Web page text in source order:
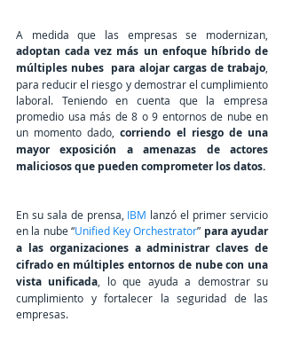
adoptan cada vez más un enfoque híbrido de
múltiples nubes
  para alojar cargas de trabajo
para reducir el riesgo y demostrar el cumplimiento
laboral. Teniendo en cuenta que la empresa
promedio usa más de 8 o 9 entornos de nube en
un momento dado, corriendo el riesgo de una
mayor exposición a amenazas de actores
maliciosos que pueden comprometer los datos.
En su sala de prensa, IBM lanzó el primer servicio
en la nube “Unified Key Orchestrator” para ayudar
a las organizaciones a administrar claves de
cifrado en múltiples entornos de nube con una
vista unificada , lo que ayuda a demostrar su
cumplimiento y fortalecer la seguridad de las
empresas.